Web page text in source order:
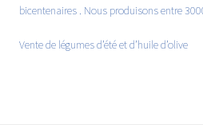
bicentenaires . Nous produisons entre
Vente de légumes d’été et d’huile d’olive